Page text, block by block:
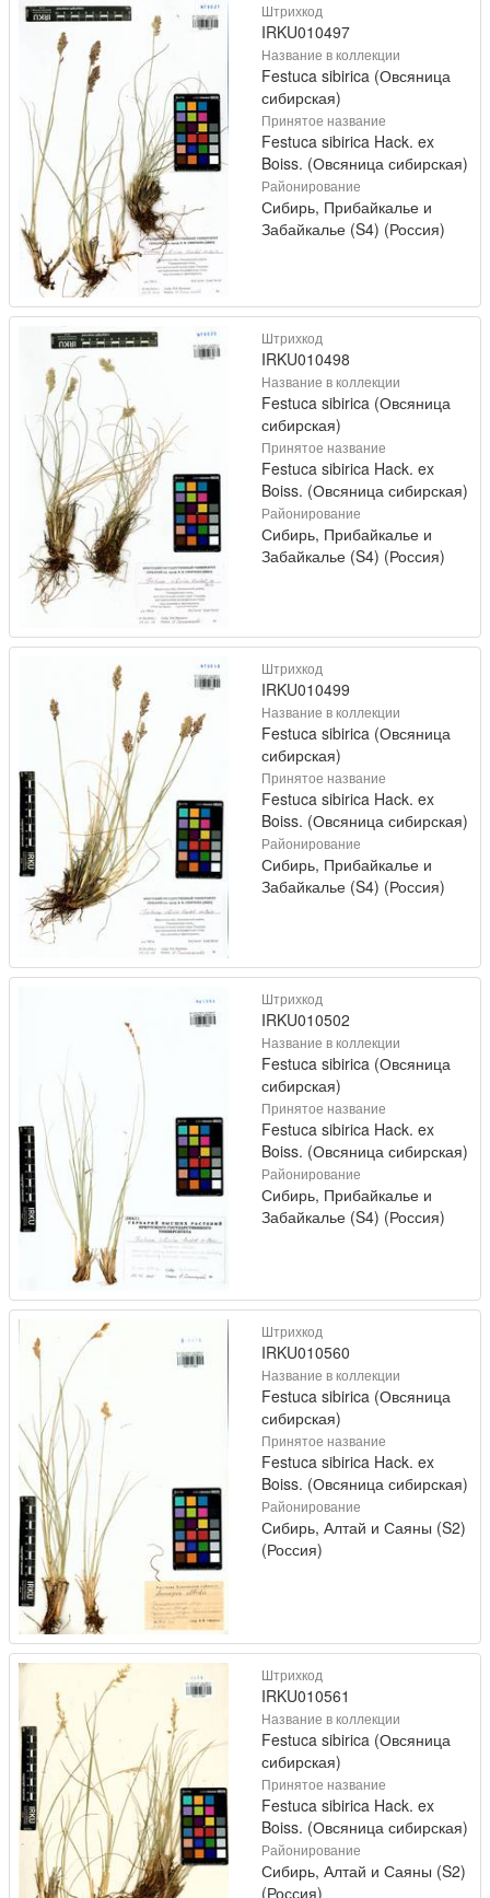
Штрихкод
IRKU010497
Название в коллекции
Festuca sibirica (Овсяница
сибирская)
Принятое название
Festuca sibirica Hack. ex
Boiss. (Овсяница сибирская)
Районирование
Сибирь, Прибайкалье и
Забайкалье (S4) (Россия)
Штрихкод
IRKU010498
Название в коллекции
Festuca sibirica (Овсяница
сибирская)
Принятое название
Festuca sibirica Hack. ex
Boiss. (Овсяница сибирская)
Районирование
Сибирь, Прибайкалье и
Забайкалье (S4) (Россия)
Штрихкод
IRKU010499
Название в коллекции
Festuca sibirica (Овсяница
сибирская)
Принятое название
Festuca sibirica Hack. ex
Boiss. (Овсяница сибирская)
Районирование
Сибирь, Прибайкалье и
Забайкалье (S4) (Россия)
Штрихкод
IRKU010502
Название в коллекции
Festuca sibirica (Овсяница
сибирская)
Принятое название
Festuca sibirica Hack. ex
Boiss. (Овсяница сибирская)
Районирование
Сибирь, Прибайкалье и
Забайкалье (S4) (Россия)
Штрихкод
IRKU010560
Название в коллекции
Festuca sibirica (Овсяница
сибирская)
Принятое название
Festuca sibirica Hack. ex
Boiss. (Овсяница сибирская)
Районирование
Сибирь, Алтай и Саяны (S2)
(Россия)
Штрихкод
IRKU010561
Название в коллекции
Festuca sibirica (Овсяница
сибирская)
Принятое название
Festuca sibirica Hack. ex
Boiss. (Овсяница сибирская)
Районирование
Сибирь, Алтай и Саяны (S2)
(Россия)